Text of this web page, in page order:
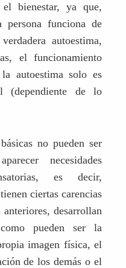
bienestar, ya que,
persona funciona de
autoestima,
el funcionamiento
autoestima solo es
(dependiente de lo
no pueden ser
necesidades
es decir,
ciertas carencias
desarrollan
como pueden ser la
imagen física, el
de los demás o el